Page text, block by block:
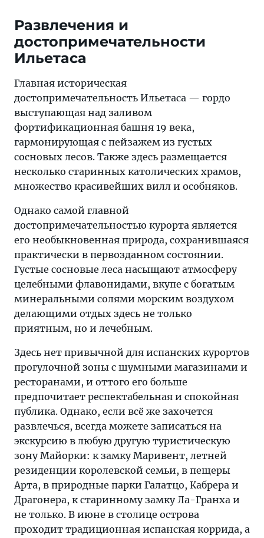
Развлечения и
достопримечательности
Ильетаса
Главная историческая
достопримечательность Ильетаса — гордо
выступающая над заливом
фортификационная башня 19 века,
гармонирующая с пейзажем из густых
сосновых лесов. Также здесь размещается
несколько старинных католических храмов,
множество красивейших вилл и особняков.
Однако самой главной
достопримечательностью курорта является
его необыкновенная природа, сохранившаяся
практически в первозданном состоянии.
Густые сосновые леса насыщают атмосферу
целебными флавонидами, вкупе с богатым
минеральными солями морским воздухом
делающими отдых здесь не только
приятным, но и лечебным.
Здесь нет привычной для испанских курортов
прогулочной зоны с шумными магазинами и
ресторанами, и оттого его больше
предпочитает респектабельная и спокойная
публика. Однако, если всё же захочется
развлечься, всегда можете записаться на
экскурсию в любую другую туристическую
зону Майорки: к замку Маривент, летней
резиденции королевской семьи, в пещеры
Арта, в природные парки Галатцо, Кабрера и
Драгонера, к старинному замку Ла-Гранха и
не только. В июне в столице острова
проходит традиционная испанская коррида, а